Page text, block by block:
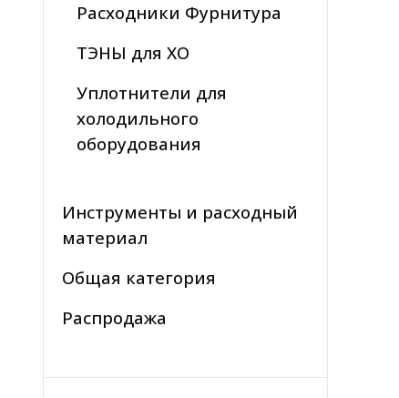
Расходники Фурнитура
ТЭНЫ для ХО
Уплотнители для
холодильного
оборудования
Инструменты и расходный
материал
Общая категория
Распродажа